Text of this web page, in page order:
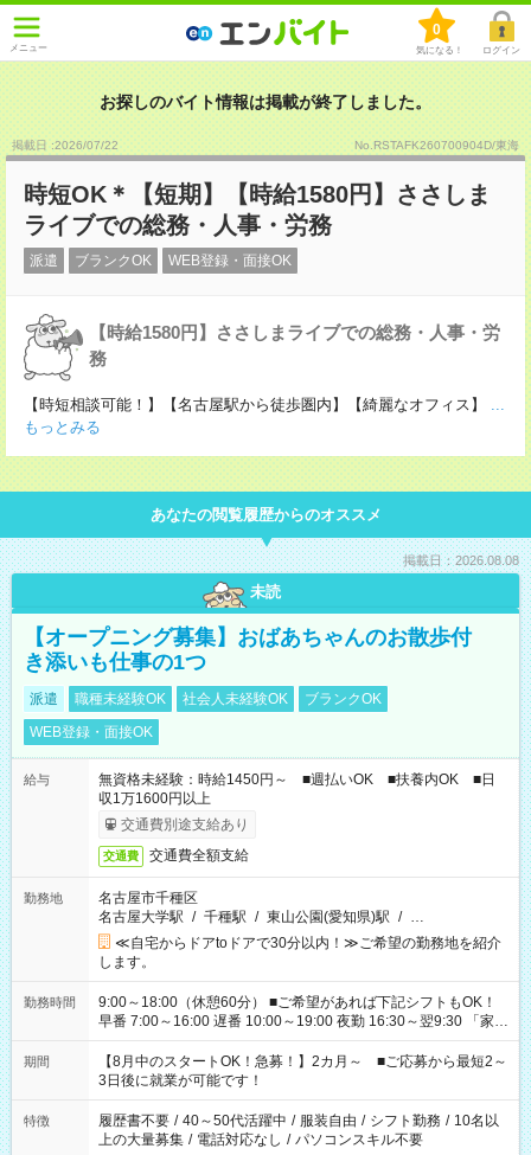
メニュー
0
気になる！ ログイン
お探しのバイト情報は掲載が終了しました。
掲載日 :2026/07/22 No.RSTAFK260700904D/東海
時短OK＊【短期】【時給1580円】ささしま
ライブでの総務・人事・労務
派遣 ブランクOK WEB登録・面接OK
【時給1580円】ささしまライブでの総務・人事・労
務
【時短相談可能！】【名古屋駅から徒歩圏内】【綺麗なオフィス】
...
もっとみる
あなたの閲覧履歴からのオススメ
掲載日：2026.08.08
未読
【オープニング募集】おばあちゃんのお散歩付
き添いも仕事の1つ
派遣 職種未経験OK 社会人未経験OK
ブランクOK
WEB登録・面接OK
給与
無資格未経験：時給1450円～ ■週払いOK ■扶養内OK ■日
収1万1600円以上
交通費別途支給あり
交通費 交通費全額支給
勤務地
名古屋市千種区
名古屋大学駅 / 千種駅 / 東山公園(愛知県)駅 / …
≪自宅からドアtoドアで30分以内！≫ご希望の勤務地を紹介
します。
勤務時間
9:00～18:00（休憩60分） ■ご希望があれば下記シフトもOK！
早番 7:00～16:00 遅番 10:00～19:00 夜勤 16:30～翌9:30 「家族
と休みを合わせたい」 「余裕を持って夕飯の準備がしたい」
「できれば残業はしたくない」 など、ご希望を教えてください
ね。 ※Wワーク希望の方へ 今ご覧のお仕事で希望する勤務時間
と、もう1つのお仕事の勤務時間。 合計で週40時間を超える場
合は応募できません。
期間
【8月中のスタートOK！急募！】2カ月～ ■ご応募から最短2～
3日後に就業が可能です！
特徴 履歴書不要 / 40～50代活躍中 / 服装自由 / シフト勤務 / 10名以
上の大量募集 / 電話対応なし / パソコンスキル不要